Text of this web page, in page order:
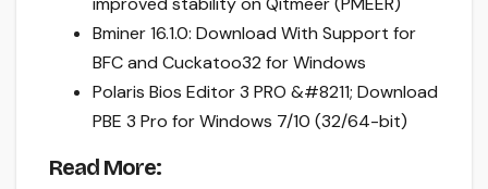
Bminer 16.1.0: Download With Support for
BFC and Cuckatoo32 for Windows
Polaris Bios Editor 3 PRO &#8211; Download
PBE 3 Pro for Windows 7/10 (32/64-bit)
Read More: